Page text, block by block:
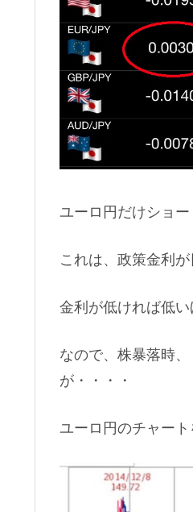
ユーロ円だけショー
これは、政策金利
金利が低ければ低
なので、株暴落時
が・・・・
ユーロ円のチャート